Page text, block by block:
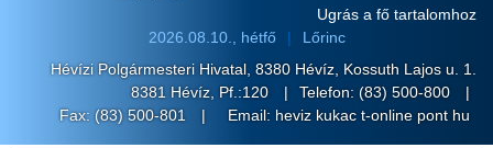
Ugrás a fő tartalomhoz
2026.08.10., hétfő
Lőrinc
Hévízi Polgármesteri Hivatal, 8380 Hévíz, Kossuth Lajos u. 1.
8381 Hévíz, Pf.:120
Telefon: (83) 500-800
Fax: (83) 500-801
Email: heviz kukac t-online pont hu